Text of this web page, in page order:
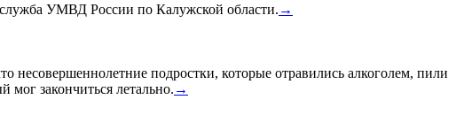
УМВД России по Калужской области. →
подростки, которые отравились алкоголем, пили
закончиться летально. →